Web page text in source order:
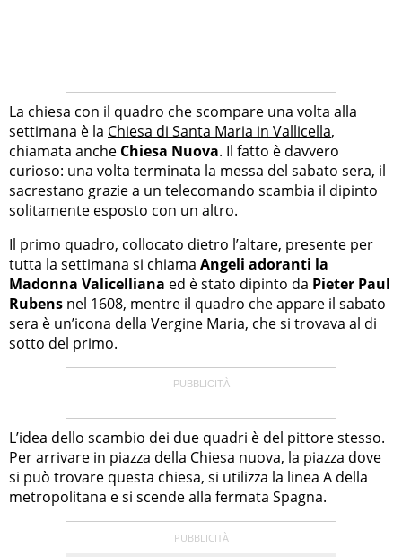
La chiesa con il quadro che scompare una volta alla
settimana è la Chiesa di Santa Maria in Vallicella,
chiamata anche Chiesa Nuova. Il fatto è davvero
curioso: una volta terminata la messa del sabato sera, il
sacrestano grazie a un telecomando scambia il dipinto
solitamente esposto con un altro.
Il primo quadro, collocato dietro l’altare, presente per
tutta la settimana si chiama Angeli adoranti la
Madonna Valicelliana ed è stato dipinto da Pieter Paul
Rubens nel 1608, mentre il quadro che appare il sabato
sera è un’icona della Vergine Maria, che si trovava al di
sotto del primo.
L’idea dello scambio dei due quadri è del pittore stesso.
Per arrivare in piazza della Chiesa nuova, la piazza dove
si può trovare questa chiesa, si utilizza la linea A della
metropolitana e si scende alla fermata Spagna.